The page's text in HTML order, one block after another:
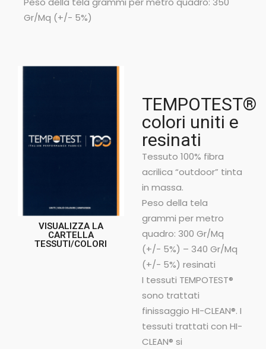
Gr/Mq (+/- 5%)
VISUALIZZA LA
CARTELLA
TESSUTI/COLORI
TEMPOTEST®
colori uniti e
resinati
Tessuto 100% fibra
acrilica “outdoor” tinta
in massa.
Peso della tela
grammi per metro
quadro: 300 Gr/Mq
(+/- 5%) – 340 Gr/Mq
(+/- 5%) resinati
I tessuti TEMPOTEST®
sono trattati
finissaggio HI-CLEAN®. I
tessuti trattati con HI-
CLEAN® si